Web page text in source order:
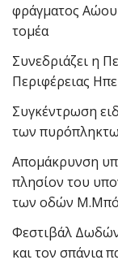
φράγματος Αώου
τομέα
Συνεδριάζει η
Περιφέρειας
Συγκέντρωση
των
Απομάκρυνση
πλησίον του
των οδών
Φεστιβάλ
και τον σπάνια